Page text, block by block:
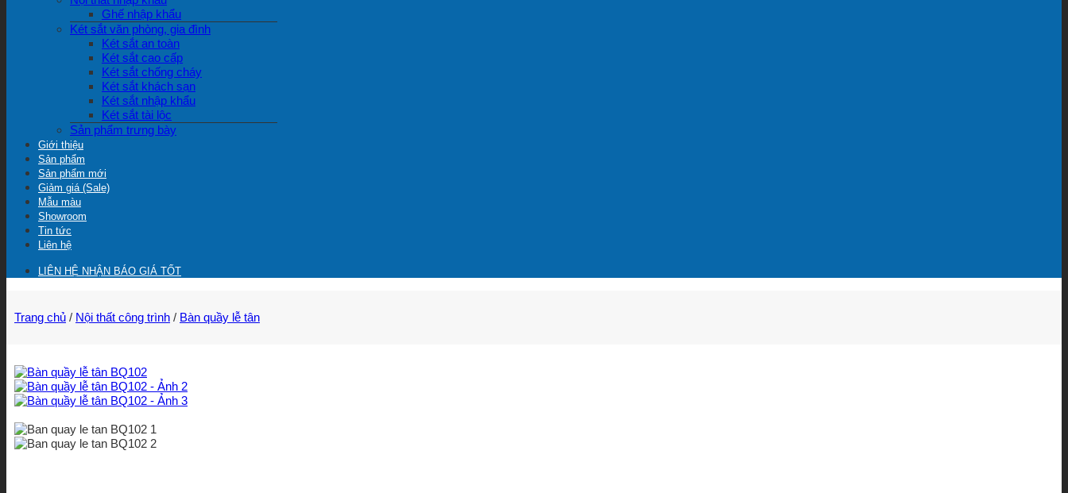
Ghế nhập khẩu
Két sắt văn phòng, gia đình
Két sắt an toàn
Két sắt cao cấp
Két sắt chống cháy
Két sắt khách sạn
Két sắt nhập khẩu
Két sắt tài lộc
Sản phẩm trưng bày
Giới thiệu
Sản phẩm
Sản phẩm mới
Giảm giá (Sale)
Mẫu màu
Showroom
Tin tức
Liên hệ
LIÊN HỆ NHẬN BÁO GIÁ TỐT
Trang chủ / Nội thất công trình / Bàn quầy lễ tân